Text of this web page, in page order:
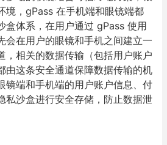
境，gPass 在手机端和眼镜端都
盒体系，在用户通过 gPass 使用
会在用户的眼镜和手机之间建立一
，相关的数据传输（包括用户账户
由这条安全通道保障数据传输的机
镜端和手机端的用户账户信息、付
私沙盒进行安全存储，防止数据泄